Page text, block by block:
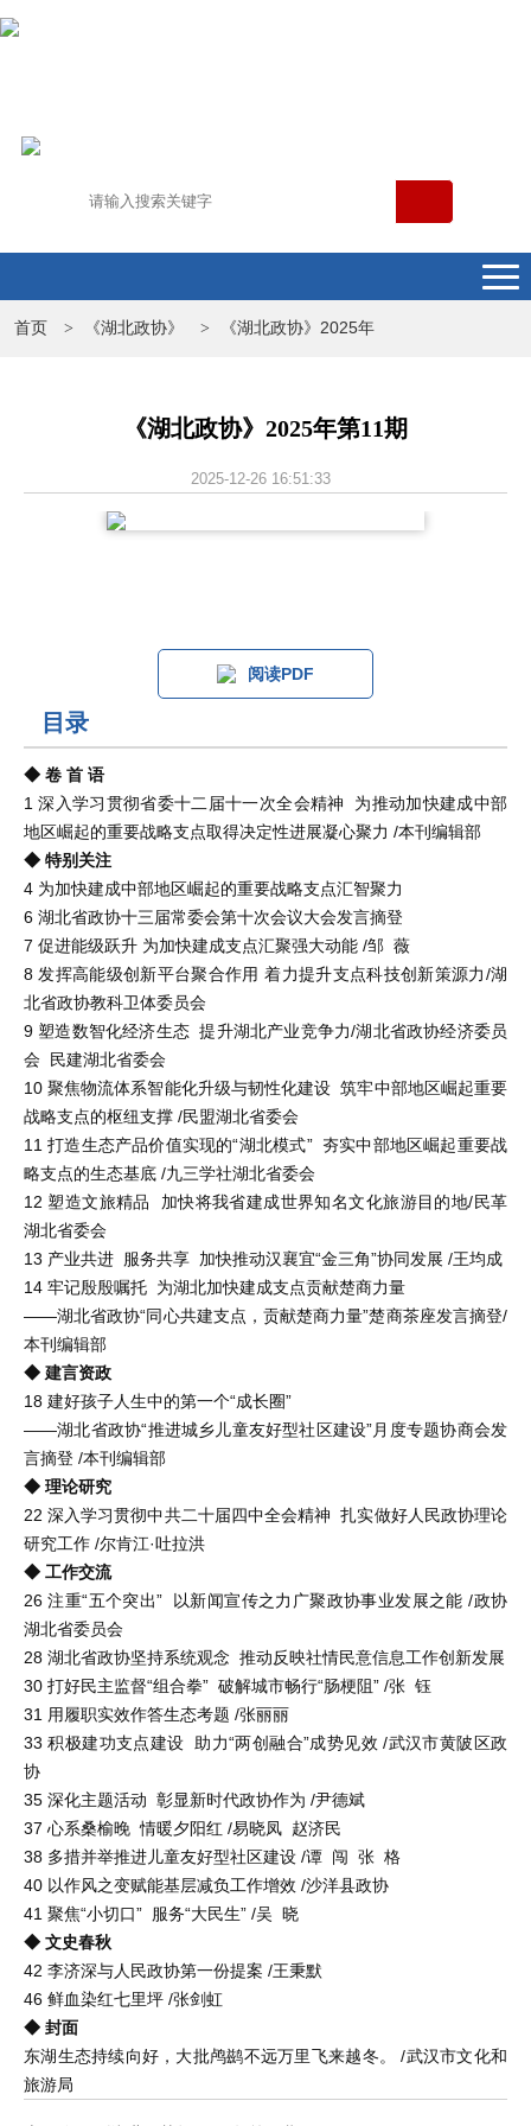
首页 > 《湖北政协》 > 《湖北政协》2025年
《湖北政协》2025年第11期
2025-12-26 16:51:33
阅读PDF
目录
◆ 卷 首 语
1 深入学习贯彻省委十二届十一次全会精神 为推动加快建成中部
地区崛起的重要战略支点取得决定性进展凝心聚力 /本刊编辑部
◆ 特别关注
4 为加快建成中部地区崛起的重要战略支点汇智聚力
6 湖北省政协十三届常委会第十次会议大会发言摘登
7 促进能级跃升 为加快建成支点汇聚强大动能 /邹 薇
8 发挥高能级创新平台聚合作用 着力提升支点科技创新策源力/湖
北省政协教科卫体委员会
9 塑造数智化经济生态 提升湖北产业竞争力/湖北省政协经济委员
会 民建湖北省委会
10 聚焦物流体系智能化升级与韧性化建设 筑牢中部地区崛起重要
战略支点的枢纽支撑 /民盟湖北省委会
11 打造生态产品价值实现的“湖北模式” 夯实中部地区崛起重要战
略支点的生态基底 /九三学社湖北省委会
12 塑造文旅精品 加快将我省建成世界知名文化旅游目的地/民革
湖北省委会
13 产业共进 服务共享 加快推动汉襄宜“金三角”协同发展 /王均成
14 牢记殷殷嘱托 为湖北加快建成支点贡献楚商力量
——湖北省政协“同心共建支点，贡献楚商力量”楚商茶座发言摘登/
本刊编辑部
◆ 建言资政
18 建好孩子人生中的第一个“成长圈”
——湖北省政协“推进城乡儿童友好型社区建设”月度专题协商会发
言摘登 /本刊编辑部
◆ 理论研究
22 深入学习贯彻中共二十届四中全会精神 扎实做好人民政协理论
研究工作 /尔肯江·吐拉洪
◆ 工作交流
26 注重“五个突出” 以新闻宣传之力广聚政协事业发展之能 /政协
湖北省委员会
28 湖北省政协坚持系统观念 推动反映社情民意信息工作创新发展
30 打好民主监督“组合拳” 破解城市畅行“肠梗阻” /张 钰
31 用履职实效作答生态考题 /张丽丽
33 积极建功支点建设 助力“两创融合”成势见效 /武汉市黄陂区政
协
35 深化主题活动 彰显新时代政协作为 /尹德斌
37 心系桑榆晚 情暖夕阳红 /易晓凤 赵济民
38 多措并举推进儿童友好型社区建设 /谭 闯 张 格
40 以作风之变赋能基层减负工作增效 /沙洋县政协
41 聚焦“小切口” 服务“大民生” /吴 晓
◆ 文史春秋
42 李济深与人民政协第一份提案 /王秉默
46 鲜血染红七里坪 /张剑虹
◆ 封面
东湖生态持续向好，大批鸬鹚不远万里飞来越冬。 /武汉市文化和
旅游局